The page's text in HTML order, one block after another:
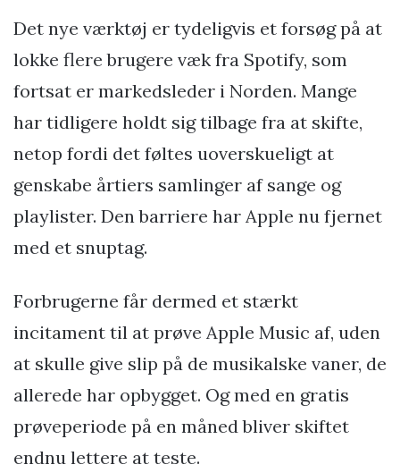
Det nye værktøj er tydeligvis et forsøg på at
lokke flere brugere væk fra Spotify, som
fortsat er markedsleder i Norden. Mange
har tidligere holdt sig tilbage fra at skifte,
netop fordi det føltes uoverskueligt at
genskabe årtiers samlinger af sange og
playlister. Den barriere har Apple nu fjernet
med et snuptag.
Forbrugerne får dermed et stærkt
incitament til at prøve Apple Music af, uden
at skulle give slip på de musikalske vaner, de
allerede har opbygget. Og med en gratis
prøveperiode på en måned bliver skiftet
endnu lettere at teste.